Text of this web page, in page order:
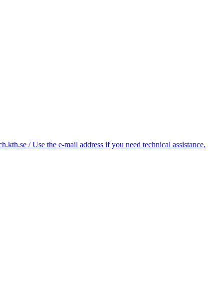
/ Use the e-mail address if you need technical assistance,